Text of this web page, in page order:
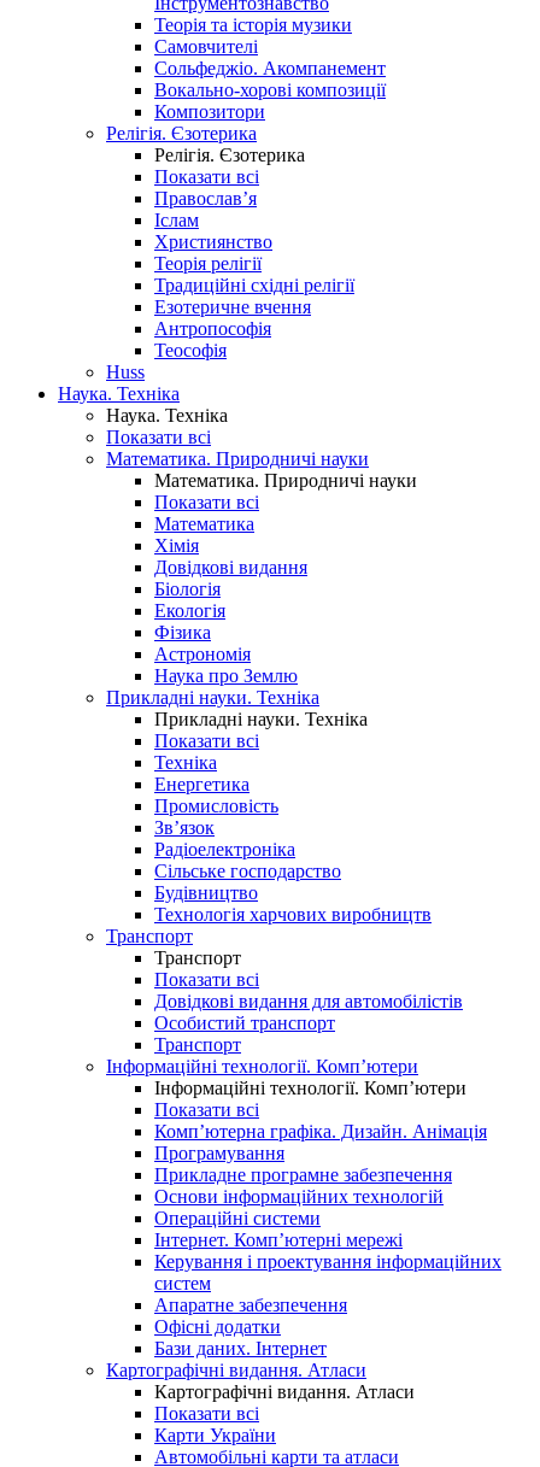
Теорія та історія музики
Самовчителі
Сольфеджіо. Акомпанемент
Вокально-хорові композиції
Композитори
Релігія. Єзотерика
Релігія. Єзотерика
Показати всі
Православ’я
Іслам
Християнство
Теорія релігії
Традиційні східні релігії
Езотеричне вчення
Антропософія
Теософія
Huss
Наука. Техніка
Наука. Техніка
Показати всі
Математика. Природничі науки
Математика. Природничі науки
Показати всі
Математика
Хімія
Довідкові видання
Біологія
Екологія
Фізика
Астрономія
Наука про Землю
Прикладні науки. Техніка
Прикладні науки. Техніка
Показати всі
Техніка
Енергетика
Промисловість
Зв’язок
Радіоелектроніка
Сільське господарство
Будівництво
Технологія харчових виробництв
Транспорт
Транспорт
Показати всі
Довідкові видання для автомобілістів
Особистий транспорт
Транспорт
Інформаційні технології. Комп’ютери
Інформаційні технології. Комп’ютери
Показати всі
Комп’ютерна графіка. Дизайн. Анімація
Програмування
Прикладне програмне забезпечення
Основи інформаційних технологій
Операційні системи
Інтернет. Комп’ютерні мережі
Керування і проектування інформаційних
систем
Апаратне забезпечення
Офісні додатки
Бази даних. Інтернет
Картографічні видання. Атласи
Картографічні видання. Атласи
Показати всі
Карти України
Автомобільні карти та атласи